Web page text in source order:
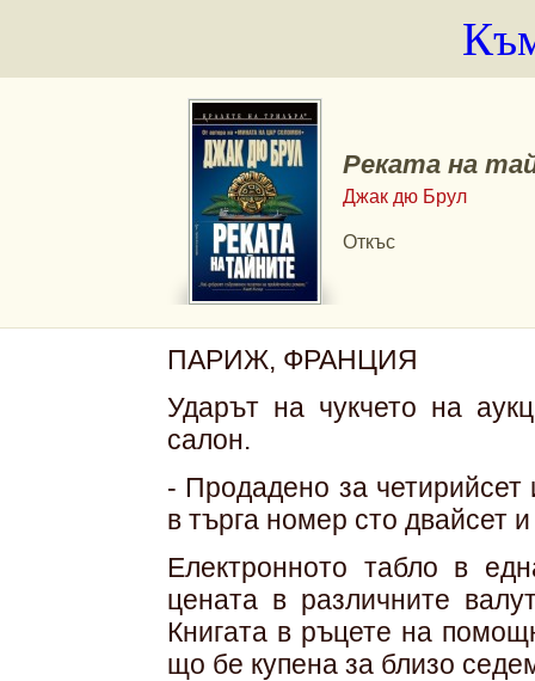
Реката на
Джак дю Брул
Откъс
ПАРИЖ, ФРАНЦИЯ
Ударът на чукчето на
салон.
- Продадено за
в търга номер сто двайсет
Електронното табло в
цената в различните
Книгата в ръцете на
що бе купена за близо